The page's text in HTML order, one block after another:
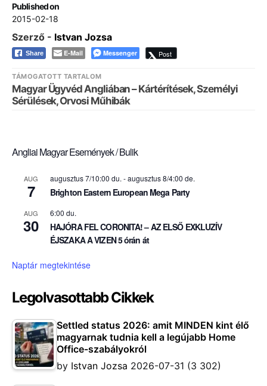
Published on
2015-02-18
Szerző - Istvan Jozsa
Share E-Mail Messenger Post
TÁMOGATOTT TARTALOM
Magyar Ügyvéd Angliában – Kártérítések, Személyi
Sérülések, Orvosi Műhibák
Angliai Magyar Események / Bulik
AUG
7
augusztus 7/10:00 du. -augusztus 8/4:00 de.
Brighton Eastern European Mega Party
AUG
30
6:00 du.
HAJÓRA FEL CORONITA! – AZ ELSŐ EXKLUZÍV
ÉJSZAKA A VIZEN 5 órán át
Naptár megtekintése
Legolvasottabb Cikkek
Settled status 2026: amit MINDEN kint élő
magyarnak tudnia kell a legújabb Home
Office-szabályokról
by Istvan Jozsa 2026-07-31 (3 302)